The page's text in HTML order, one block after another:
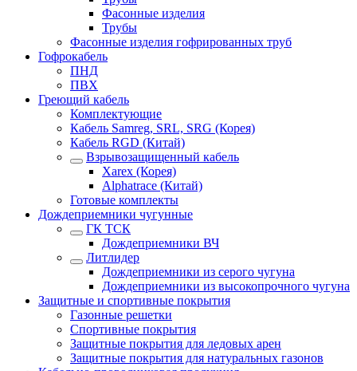
Фасонные изделия
Трубы
Фасонные изделия гофрированных труб
Гофрокабель
ПНД
ПВХ
Греющий кабель
Комплектующие
Кабель Samreg, SRL, SRG (Корея)
Кабель RGD (Китай)
Взрывозащищенный кабель
Xarex (Корея)
Alphatrace (Китай)
Готовые комплекты
Дождеприемники чугунные
ГК ТСК
Дождеприемники ВЧ
Литлидер
Дождеприемники из серого чугуна
Дождеприемники из высокопрочного чугуна
Защитные и спортивные покрытия
Газонные решетки
Спортивные покрытия
Защитные покрытия для ледовых арен
Защитные покрытия для натуральных газонов